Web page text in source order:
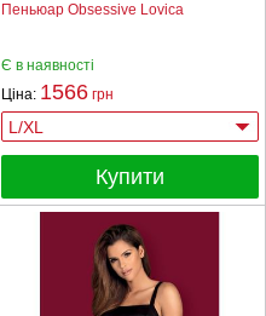
Пеньюар Obsessive Lovica
Є в наявності
Ціна: 1566 грн
Купити